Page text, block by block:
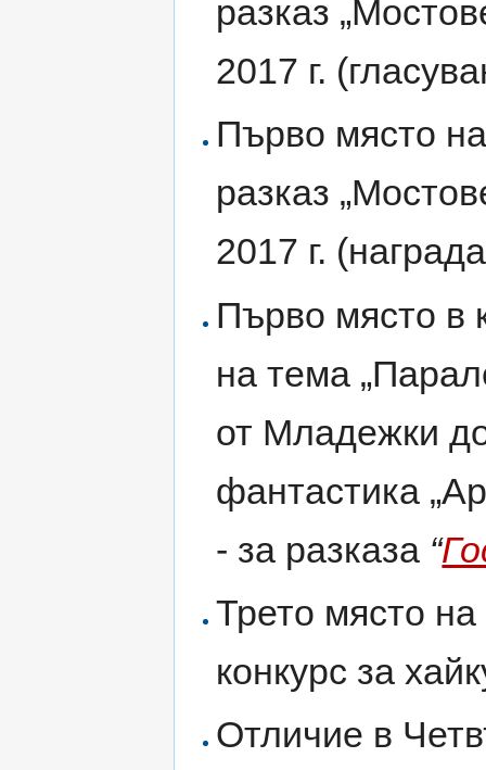
разказ
2017 г.
Първо място
разказ
2017 г.
Първо място в
на тема
от Младежки
фантастика
- за разказа “
Трето място
конкурс за
Отличие в